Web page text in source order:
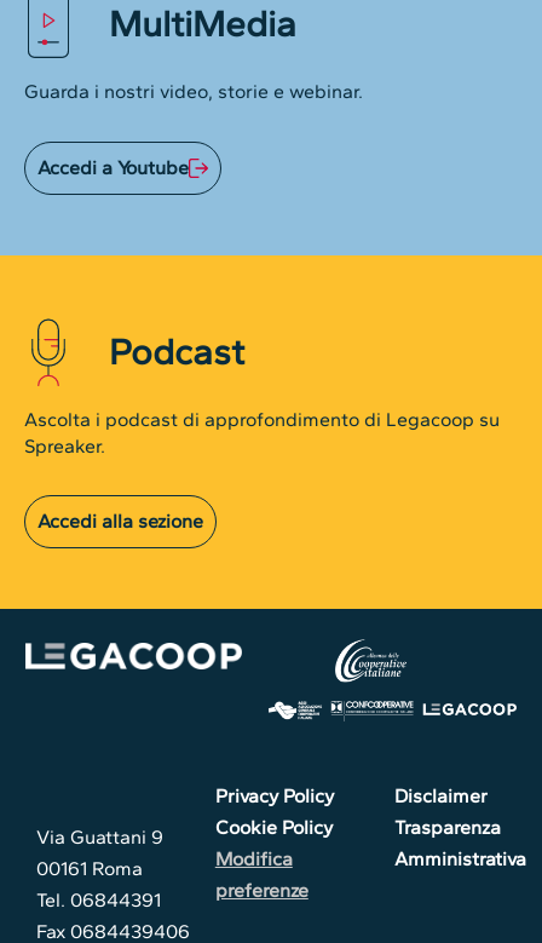
MultiMedia
Guarda i nostri video, storie e webinar.
Accedi a Youtube
Podcast
Ascolta i podcast di approfondimento di Legacoop su
Spreaker.
Accedi alla sezione
Via Guattani 9
00161 Roma
Tel. 06844391
Fax 0684439406
Privacy Policy
Cookie Policy
Modifica
preferenze
Disclaimer
Trasparenza
Amministrativa